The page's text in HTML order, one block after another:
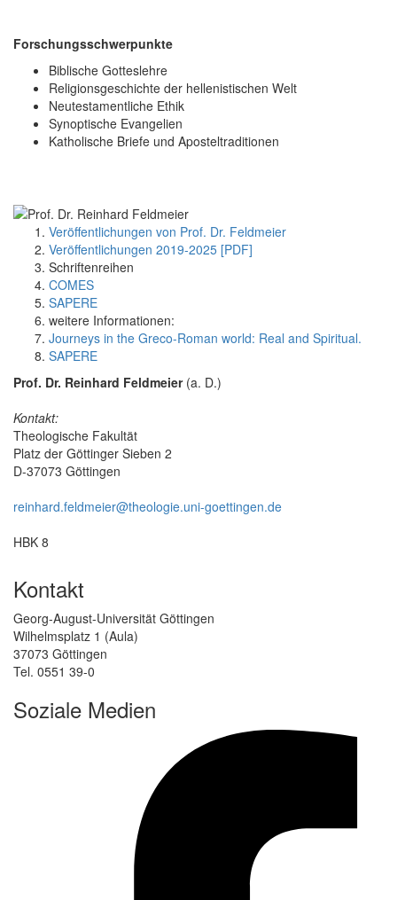
Forschungsschwerpunkte
Biblische Gotteslehre
Religionsgeschichte der hellenistischen Welt
Neutestamentliche Ethik
Synoptische Evangelien
Katholische Briefe und Aposteltraditionen
Veröffentlichungen von Prof. Dr. Feldmeier
Veröffentlichungen 2019-2025 [PDF]
Schriftenreihen
COMES
SAPERE
weitere Informationen:
Journeys in the Greco-Roman world: Real and Spiritual.
SAPERE
Prof. Dr. Reinhard Feldmeier(a. D.)
Kontakt:
Theologische Fakultät
Platz der Göttinger Sieben 2
D-37073 Göttingen
reinhard.feldmeier@theologie.uni-goettingen.de
HBK 8
Kontakt
Georg-August-Universität Göttingen
Wilhelmsplatz 1 (Aula)
37073 Göttingen
Tel. 0551 39-0
Soziale Medien